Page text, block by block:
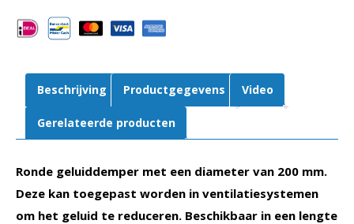
–
50
Isolatie
aantalBeschrijving Productgegevens Video
Gerelateerde producten
Ronde geluiddemper met een diameter van 200 mm.
Deze kan toegepast worden in ventilatiesystemen
om het geluid te reduceren. Beschikbaar in een lengte